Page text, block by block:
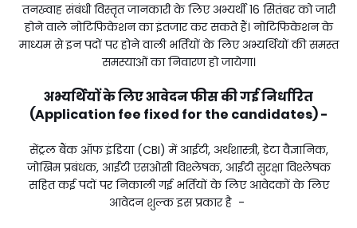
तनख्वाह संबंधी विस्तृत जानकारी के लिए अभ्यर्थी 16 सितंबर को जारी
होने वाले नोटिफिकेशन का इंतजार कर सकते हैं। नोटिफिकेशन के
माध्यम से इन पदों पर होने वाली भर्तियों के लिए अभ्यर्थियों की समस्त
समस्याओं का निवारण हो जायेगा।
अभ्यर्थियों के लिए आवेदन फीस की गई निर्धारित
(Application fee fixed for the candidates) -
सेंट्रल बैंक ऑफ इंडिया (CBI) में आईटी, अर्थशास्त्री, डेटा वैज्ञानिक,
जोखिम प्रबंधक, आईटी एसओसी विश्लेषक, आईटी सुरक्षा विश्लेषक
सहित कई पदों पर निकाली गई भर्तियों के लिए आवेदकों के लिए
आवेदन शुल्क इस प्रकार है -